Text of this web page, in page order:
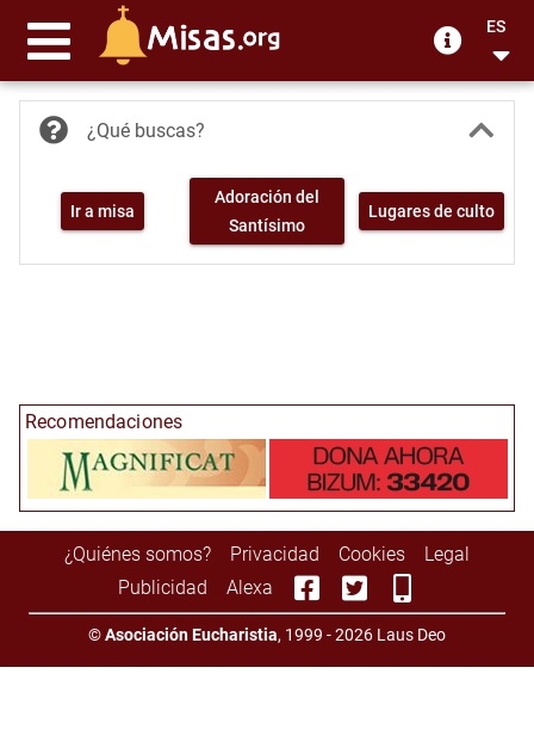
ES
¿Qué buscas?
Ir a misa
Adoración del
Santísimo
Lugares de culto
Recomendaciones
¿Quiénes somos? Privacidad Cookies
Legal
Publicidad
Alexa
©Asociación Eucharistia, 1999 - 2026 Laus Deo